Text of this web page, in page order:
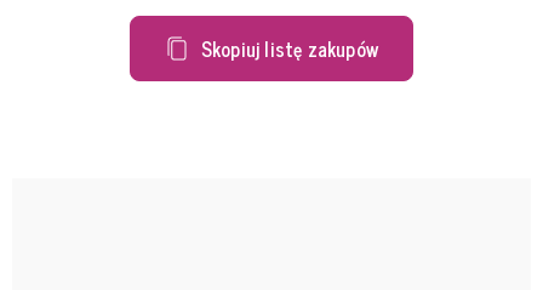
Skopiuj listę zakupów